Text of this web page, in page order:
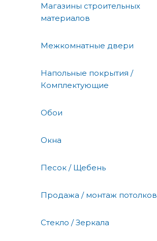
Магазины строительных
материалов
Межкомнатные двери
Напольные покрытия /
Комплектующие
Обои
Окна
Песок / Щебень
Продажа / монтаж потолков
Стекло / Зеркала